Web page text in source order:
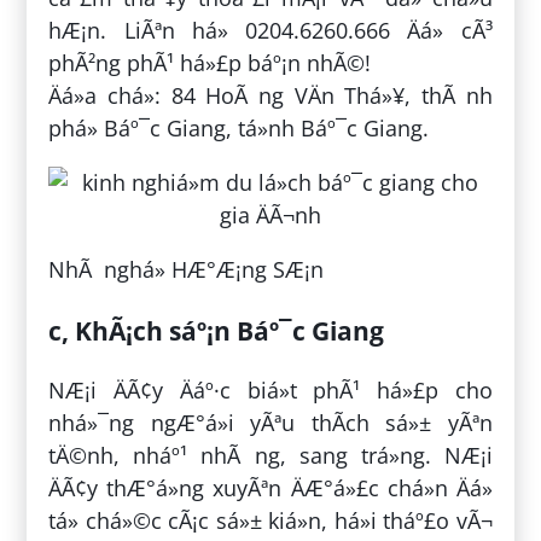
hÆ¡n. LiÃªn há» 0204.6260.666 Äá» cÃ³
phÃ²ng phÃ¹ há»£p báº¡n nhÃ©!
Äá»a chá»: 84 HoÃ ng VÄn Thá»¥, thÃ nh
phá» Báº¯c Giang, tá»nh Báº¯c Giang.
NhÃ nghá» HÆ°Æ¡ng SÆ¡n
c, KhÃ¡ch sáº¡n Báº¯c Giang
NÆ¡i ÄÃ¢y Äáº·c biá»t phÃ¹ há»£p cho
nhá»¯ng ngÆ°á»i yÃªu thÃ­ch sá»± yÃªn
tÄ©nh, nháº¹ nhÃ ng, sang trá»ng. NÆ¡i
ÄÃ¢y thÆ°á»ng xuyÃªn ÄÆ°á»£c chá»n Äá»
tá» chá»©c cÃ¡c sá»± kiá»n, há»i tháº£o vÃ¬